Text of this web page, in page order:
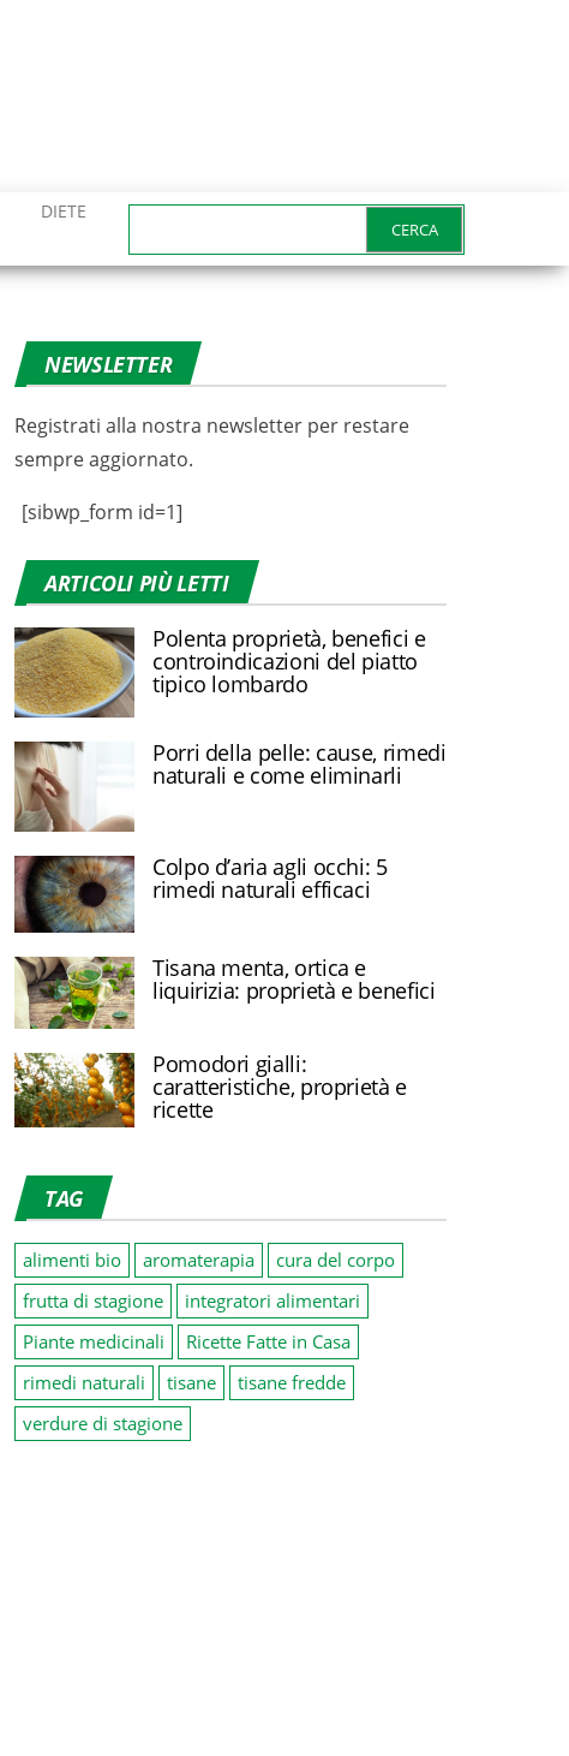
DIETE
per:
NEWSLETTER
Registrati alla nostra newsletter per restare
sempre aggiornato.
[sibwp_form id=1]
ARTICOLI PIÙ LETTI
Polenta proprietà, benefici e
controindicazioni del piatto
tipico lombardo
Porri della pelle: cause, rimedi
naturali e come eliminarli
Colpo d’aria agli occhi: 5
rimedi naturali efficaci
Tisana menta, ortica e
liquirizia: proprietà e benefici
Pomodori gialli:
caratteristiche, proprietà e
ricette
TAG
alimenti bio aromaterapia
cura del corpo
frutta di stagione
integratori alimentari
Piante medicinali
Ricette Fatte in Casa
rimedi naturali
tisane
tisane fredde
verdure di stagione